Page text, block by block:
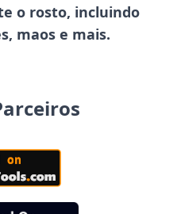
o rosto, incluindo
maos e mais.